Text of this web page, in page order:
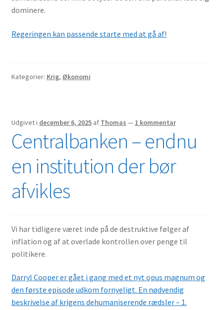
dominere.
Regeringen kan passende starte med at gå af!
Kategorier: Krig, Økonomi
Udgivet i december 6, 2025 af Thomas — 1 kommentar
Centralbanken – endnu
en institution der bør
afvikles
Vi har tidligere været inde på de destruktive følger af
inflation og af at overlade kontrollen over penge til
politikere.
Darryl Cooper er gået i gang med et nyt opus magnum og
den første episode udkom fornyeligt. En nødvendig
beskrivelse af krigens dehumaniserende rædsler – 1.